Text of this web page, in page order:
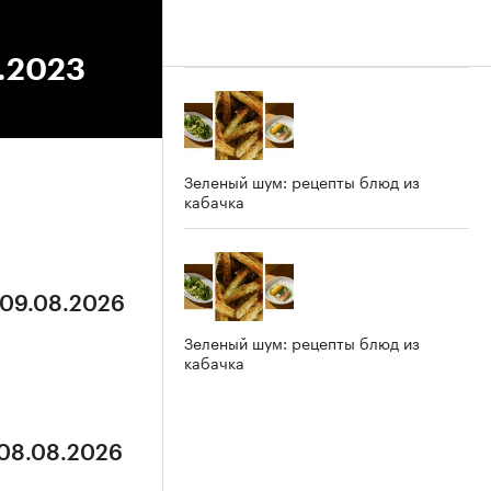
Зеленый шум: рецепты блюд из
кабачка
Зеленый шум: рецепты блюд из
кабачка